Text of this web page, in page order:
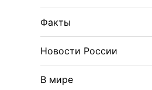
Факты
Новости России
В мире